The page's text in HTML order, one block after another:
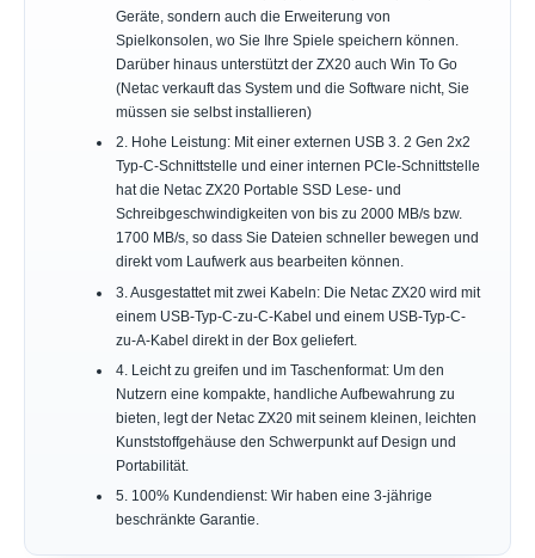
Geräte, sondern auch die Erweiterung von
Spielkonsolen, wo Sie Ihre Spiele speichern können.
Darüber hinaus unterstützt der ZX20 auch Win To Go
(Netac verkauft das System und die Software nicht, Sie
müssen sie selbst installieren)
2. Hohe Leistung: Mit einer externen USB 3. 2 Gen 2x2
Typ-C-Schnittstelle und einer internen PCIe-Schnittstelle
hat die Netac ZX20 Portable SSD Lese- und
Schreibgeschwindigkeiten von bis zu 2000 MB/s bzw.
1700 MB/s, so dass Sie Dateien schneller bewegen und
direkt vom Laufwerk aus bearbeiten können.
3. Ausgestattet mit zwei Kabeln: Die Netac ZX20 wird mit
einem USB-Typ-C-zu-C-Kabel und einem USB-Typ-C-
zu-A-Kabel direkt in der Box geliefert.
4. Leicht zu greifen und im Taschenformat: Um den
Nutzern eine kompakte, handliche Aufbewahrung zu
bieten, legt der Netac ZX20 mit seinem kleinen, leichten
Kunststoffgehäuse den Schwerpunkt auf Design und
Portabilität.
5. 100% Kundendienst: Wir haben eine 3-jährige
beschränkte Garantie.